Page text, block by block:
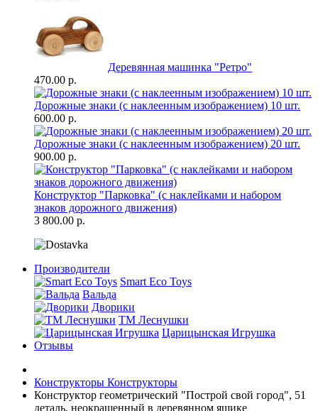
Деревянная машинка "Ретро"
470.00 р.
Дорожные знаки (с наклеенным изображением) 10 шт.
600.00 р.
Дорожные знаки (с наклеенным изображением) 20 шт.
900.00 р.
Конструктор "Парковка" (с наклейками и набором
знаков дорожного движения)
3 800.00 р.
Производители
Smart Eco Toys
Вальда
Дворики
ТМ Леснушки
Царицынская Игрушка
Отзывы
Конструкторы Конструкторы
Конструктор геометрический "Построй свой город", 51
деталь, неокрашенный в деревянном ящике